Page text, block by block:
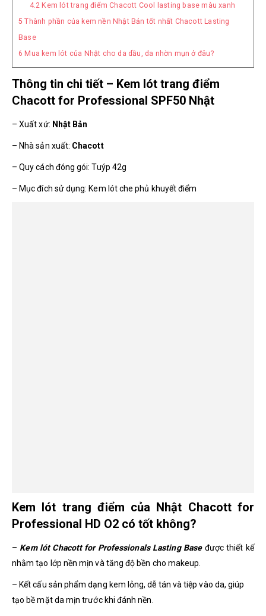
4.2 Kem lót trang điểm Chacott Cool lasting base màu xanh
5 Thành phần của kem nền Nhật Bản tốt nhất Chacott Lasting
Base
6 Mua kem lót của Nhật cho da dầu, da nhờn mụn ở đâu?
Thông tin chi tiết – Kem lót trang điểm
Chacott for Professional SPF50 Nhật
– Xuất xứ: Nhật Bản
– Nhà sản xuất: Chacott
– Quy cách đóng gói: Tuýp 42g
– Mục đích sử dụng: Kem lót che phủ khuyết điểm
Kem lót trang điểm của Nhật Chacott for
Professional HD O2 có tốt không?
– Kem lót Chacott for Professionals Lasting Base được thiết kế
nhằm tạo lớp nền mịn và tăng độ bền cho makeup.
– Kết cấu sản phẩm dạng kem lỏng, dễ tán và tiệp vào da, giúp
tạo bề mặt da mịn trước khi đánh nền.